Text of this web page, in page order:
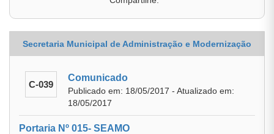
Secretaria Municipal de Administração e Modernização
C-039
Comunicado
Publicado em: 18/05/2017 - Atualizado em:
18/05/2017
Portaria Nº 015- SEAMO